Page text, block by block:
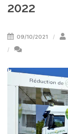
2022
09/10/2021